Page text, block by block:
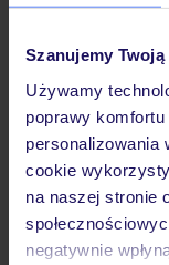
Szanujemy
Używamy
poprawy
personalizowania
cookie
na naszej stronie
negatywnie
Hotel
Opinie